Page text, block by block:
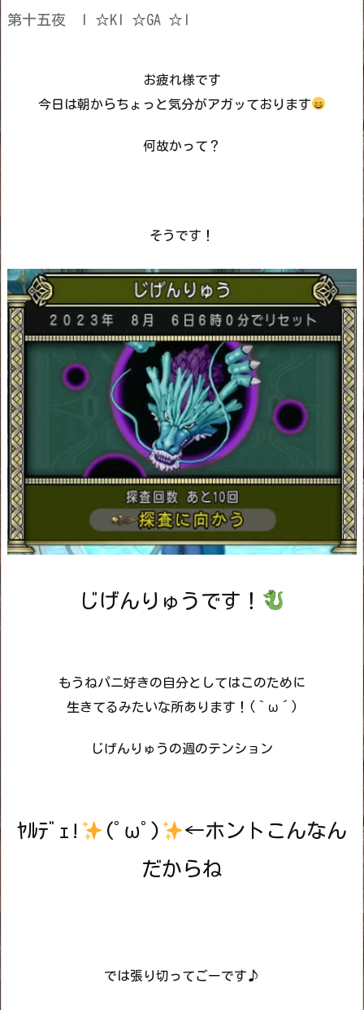
第十五夜 I ☆KI ☆GA ☆I
お疲れ様です
今日は朝からちょっと気分がアガッております
何故かって？
そうです！
じげんりゅうです！
もうねパニ好きの自分としてはこのために
生きてるみたいな所あります！(｀ω´)
じげんりゅうの週のテンション
ﾔﾙﾃﾞｪ! (ﾟωﾟ)
←ホントこんなん
だからね
では張り切ってごーです♪